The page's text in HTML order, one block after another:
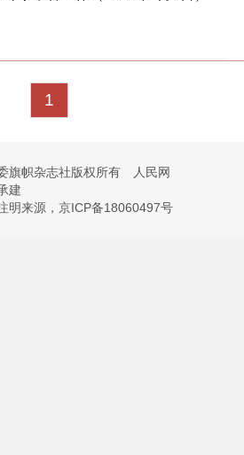
1
旗帜杂志社版权所有 人民网
建
来源，京ICP备18060497号